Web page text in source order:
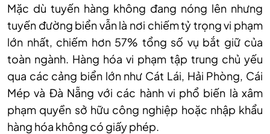
Mặc dù tuyến hàng không đang nóng lên nhưng
tuyến đường biển vẫn là nơi chiếm tỷ trọng vi phạm
lớn nhất, chiếm hơn 57% tổng số vụ bắt giữ của
toàn ngành. Hàng hóa vi phạm tập trung chủ yếu
qua các cảng biển lớn như Cát Lái, Hải Phòng, Cái
Mép và Đà Nẵng với các hành vi phổ biến là xâm
phạm quyền sở hữu công nghiệp hoặc nhập khẩu
hàng hóa không có giấy phép.